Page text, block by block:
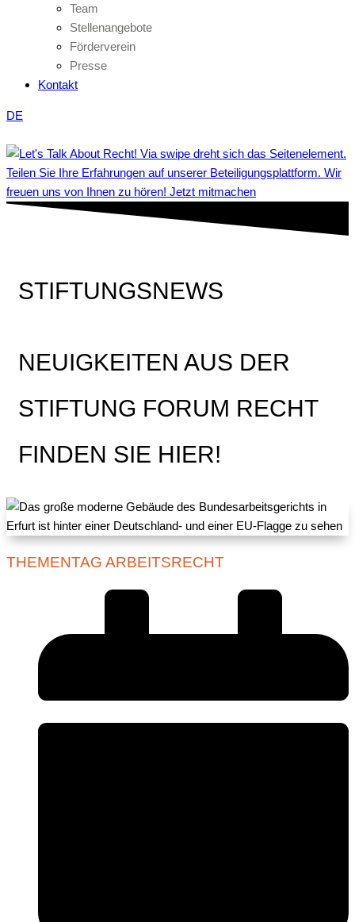
Team
Stellenangebote
Förderverein
Presse
Kontakt
DE
Teilen Sie Ihre Erfahrungen auf unserer Beteiligungsplattform. Wir
freuen uns von Ihnen zu hören! Jetzt mitmachen
STIFTUNGSNEWS
NEUIGKEITEN AUS DER
STIFTUNG FORUM RECHT
FINDEN SIE HIER!
THEMENTAG ARBEITSRECHT